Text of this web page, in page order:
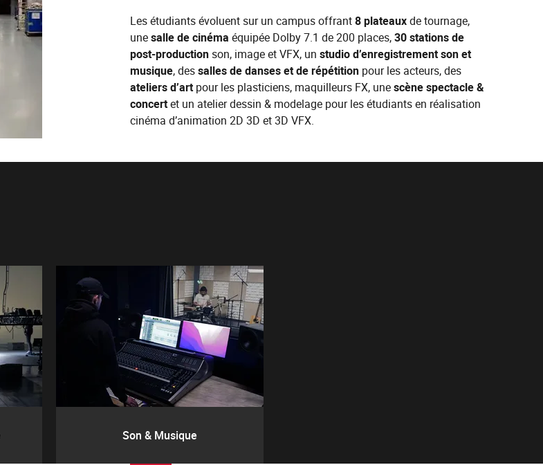
Les étudiants évoluent sur un campus offrant8 plateauxde tournage,
unesalle de cinéma équipée Dolby 7.1 de 200 places,30 stations de
post-productionson, image et VFX, un studio d’enregistrement son et
musique, dessalles de danses et de répétitionpour les acteurs, des
ateliers d’artpour les plasticiens, maquilleurs FX, unescène spectacle &
concertet un atelier dessin & modelage pour les étudiants en réalisation
cinéma d’animation 2D 3D et 3D VFX.
Son & Musique